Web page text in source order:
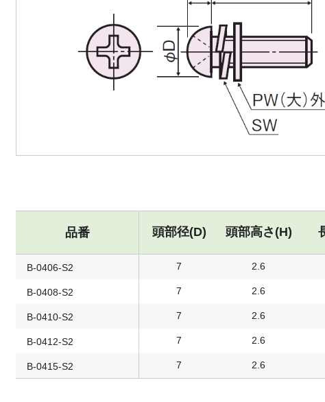
品番 頭部径(D) 頭部高さ(H)
B-0406-S2 7 2.6
B-0408-S2 7 2.6
B-0410-S2 7 2.6
B-0412-S2 7 2.6
B-0415-S2 7 2.6